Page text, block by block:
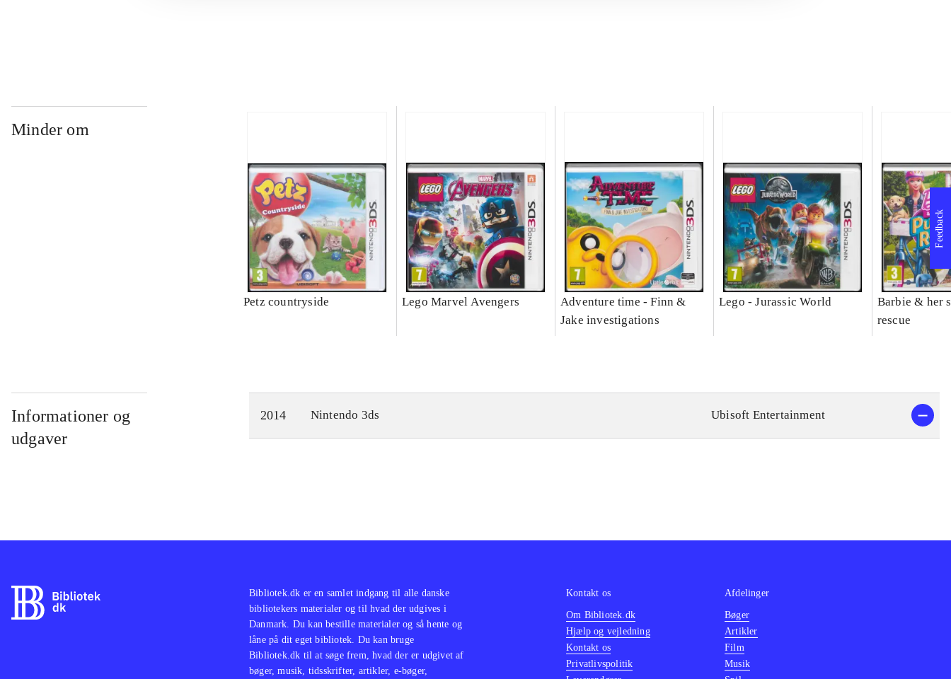
Minder om
Petz countryside Lego Marvel Avengers
Adventure time - Finn &
Jake investigations
Lego - Jurassic World
Barbie & her
rescue
Informationer og
udgaver
2014 Nintendo 3ds Ubisoft Entertainment
Feedback
Bibliotek.dk er en samlet indgang til alle danske
bibliotekers materialer og til hvad der udgives i
Danmark. Du kan bestille materialer og så hente og
låne på dit eget bibliotek. Du kan bruge
Bibliotek.dk til at søge frem, hvad der er udgivet af
bøger, musik, tidsskrifter, artikler, e-bøger,
Kontakt os
Om Bibliotek.dk
Hjælp og vejledning
Kontakt os
Privatlivspolitik
Afdelinger
Bøger
Artikler
Film
Musik